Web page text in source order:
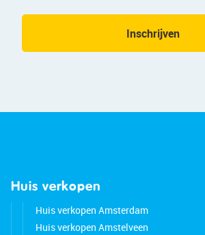
Inschrijven
Huis verkopen
Huis verkopen Amsterdam
Huis verkopen Amstelveen